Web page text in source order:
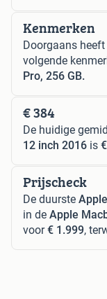
Kenmerken
Doorgaans heeft
volgende
Pro, 256 GB.
€ 384
De huidige
12 inch 2016 is
Prijscheck
De duurste
in de Apple
voor€ 1.999,